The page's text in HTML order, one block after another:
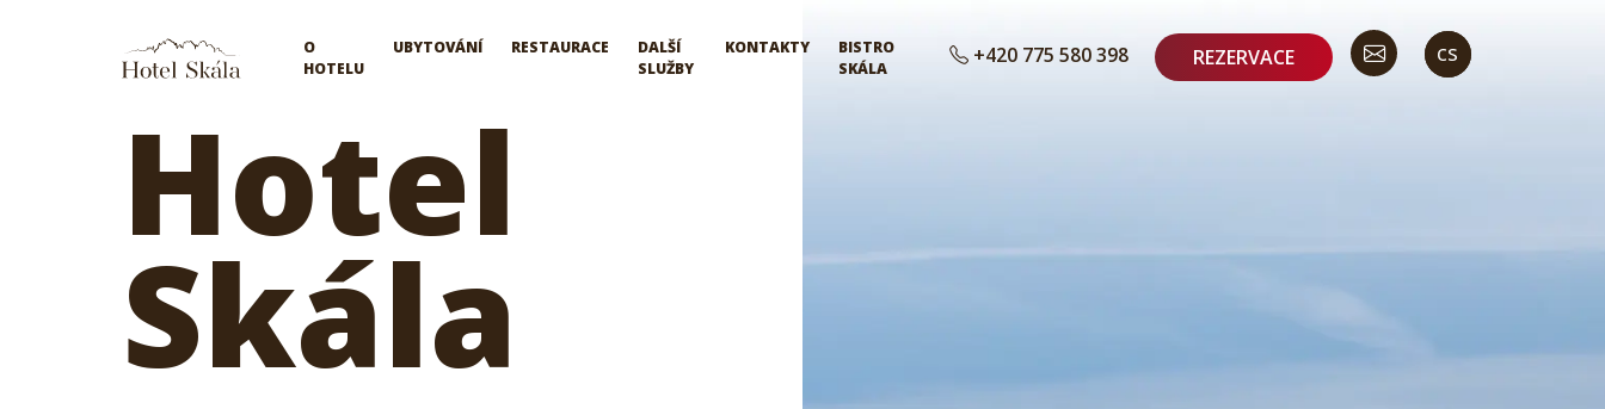
Hotel Skála
O
HOTELU
UBYTOVÁNÍ RESTAURACE
DALŠÍ
SLUŽBY
KONTAKTY
BISTRO
SKÁLA
+420 775 580 398 REZERVACE cs
en
Hotel
Skála